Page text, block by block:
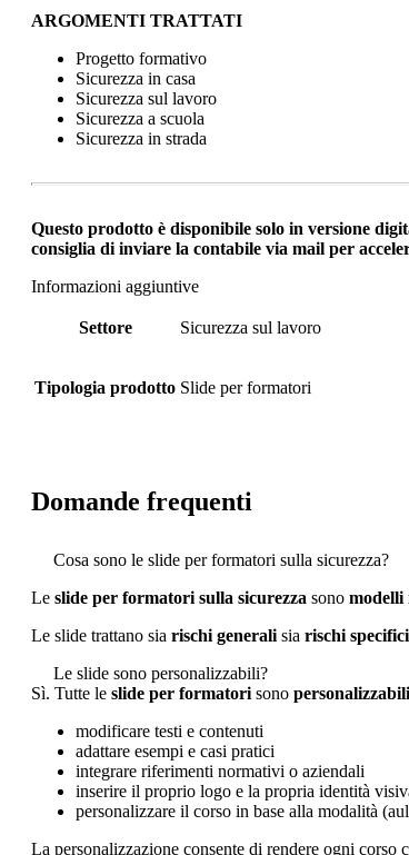
ARGOMENTI TRATTATI
Progetto formativo
Sicurezza in casa
Sicurezza sul lavoro
Sicurezza a scuola
Sicurezza in strada
Questo prodotto è disponibile solo in versione
consiglia di inviare la contabile via mail per
Informazioni aggiuntive
Settore Sicurezza sul lavoro
Tipologia prodotto Slide per formatori
Domande frequenti
Cosa sono le slide per formatori sulla sicurezza?
Le slide per formatori sulla sicurezza sono modelli
Le slide trattano sia rischi generali sia rischi specifici
Le slide sono personalizzabili?
Sì. Tutte le slide per formatori sono personalizzabili
modificare testi e contenuti
adattare esempi e casi pratici
integrare riferimenti normativi o aziendali
inserire il proprio logo e la propria identità
personalizzare il corso in base alla modalità
La personalizzazione consente di rendere ogni